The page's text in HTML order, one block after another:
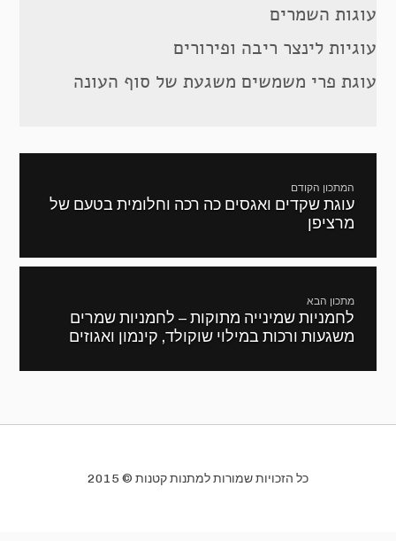
עוגות השמרים
עוגיות לינצר ריבה ופירורים
עוגת פרי משמשים משגעת של סוף העונה
המתכון הקודם
מתכון
קודם:
עוגת שקדים ואגסים כה רכה וחלומית בטעם של
מרציפן
מתכון הבא
המתכון
הבא:
לחמניות שמינייה מתוקות – לחמניות שמרים
משגעות ורכות במילוי שוקולד, קינמון ואגוזים
כל הזכויות שמורות למתנות קטנות © 2015